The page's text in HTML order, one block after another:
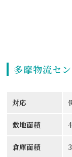
多摩物流セ
対応
敷地面積
倉庫面積